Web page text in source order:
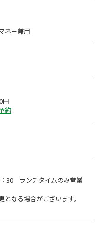
ネー兼用
円
約
30 ランチタイムのみ営業
なる場合がございます。